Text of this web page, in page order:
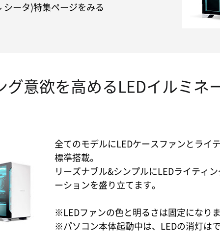
ータ)特集ページをみる
グ意欲を高めるLEDイルミネ
全てのモデルにLEDケースファンとライ
標準搭載。
リーズナブル&シンプルにLEDライティ
ーションを盛り立てます。
※LEDファンの色と明るさは固定になり
※パソコン本体起動中は、LEDの消灯は